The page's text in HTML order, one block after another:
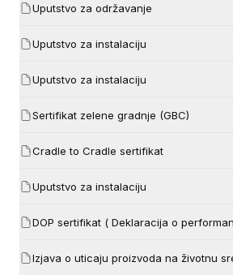
Uputstvo za održavanje
Uputstvo za instalaciju
Uputstvo za instalaciju
Sertifikat zelene gradnje (GBC)
Cradle to Cradle sertifikat
Uputstvo za instalaciju
DOP sertifikat ( Deklaracija o
Izjava o uticaju proizvoda na životnu